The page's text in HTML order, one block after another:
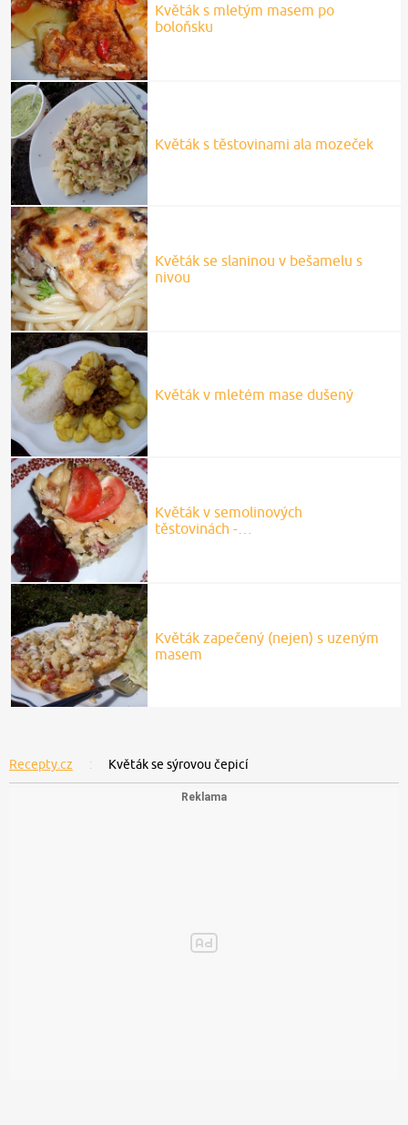
Květák s mletým masem po
boloňsku
Květák s těstovinami ala mozeček
Květák se slaninou v bešamelu s
nivou
Květák v mletém mase dušený
Květák v semolinových
těstovinách -…
Květák zapečený (nejen) s uzeným
masem
Recepty.cz Květák se sýrovou čepicí